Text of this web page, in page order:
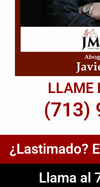
LLAME
(713)
¿Lastimado?
Llama al